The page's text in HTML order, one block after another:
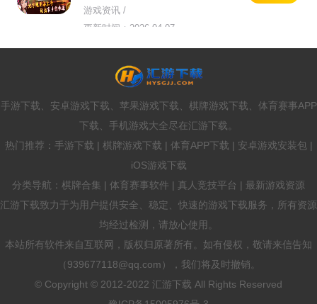
游戏资讯 /
更新时间：2026-04-07
手游下载、安卓游戏下载、苹果游戏下载、棋牌游戏下载、体育赛事APP
下载、手机游戏大全尽在汇游下载。
热门推荐：手游下载 | 棋牌游戏下载 | 体育APP下载 | 安卓游戏安装包 |
iOS游戏下载
分类导航：棋牌合集 | 体育赛事软件 | 真人竞技平台 | 最新游戏资源
汇游下载致力于为用户提供安全、稳定、快速的游戏下载服务，所有资源
均经过检测，请放心使用。
本站所有软件来自互联网，版权归原著所有。如有侵权，敬请来信告知
（939677118@qq.com），我们将及时撤销。
© Copyright © 2012-2022 汇游下载 All Rights Reserved